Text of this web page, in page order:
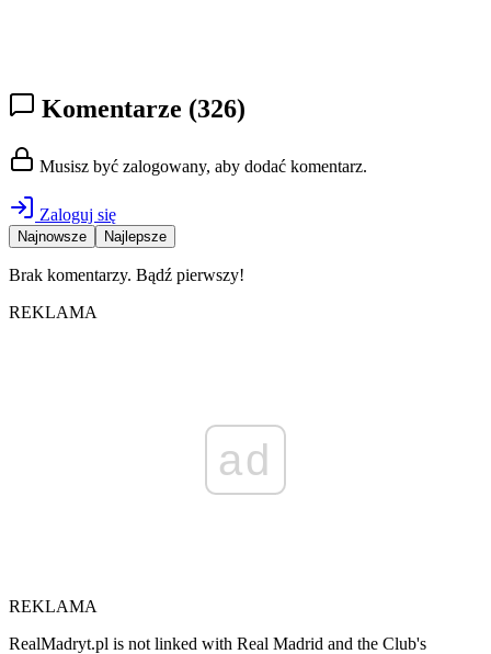
Komentarze (326)
Musisz być zalogowany, aby dodać komentarz.
Zaloguj się
Najnowsze Najlepsze
Brak komentarzy. Bądź pierwszy!
REKLAMA
ad
REKLAMA
RealMadryt.pl is not linked with Real Madrid and the Club's